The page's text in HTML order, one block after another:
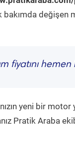
değişen
fiyatını
yeni bir motor
Pratik Araba